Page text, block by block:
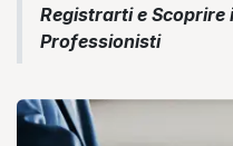
Registrarti e Scoprire
Professionisti